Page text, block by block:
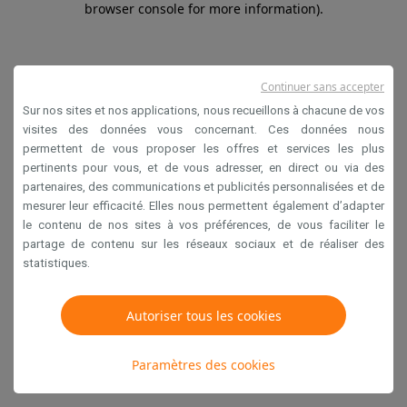
browser console for more information).
Sur nos sites et nos applications, nous recueillons à chacune de vos
visites des données vous concernant. Ces données nous
permettent de vous proposer les offres et services les plus
pertinents pour vous, et de vous adresser, en direct ou via des
partenaires, des communications et publicités personnalisées et de
mesurer leur efficacité. Elles nous permettent également d’adapter
le contenu de nos sites à vos préférences, de vous faciliter le
partage de contenu sur les réseaux sociaux et de réaliser des
statistiques.
Autoriser tous les cookies
Paramètres des cookies
Continuer sans accepter